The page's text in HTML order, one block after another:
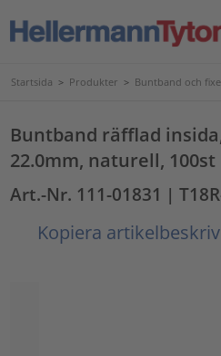
Startsida > Produkter > Buntband och
Buntband räfflad
22.0mm, naturell, 100st
Art.-Nr. 111-01831 |
Kopiera